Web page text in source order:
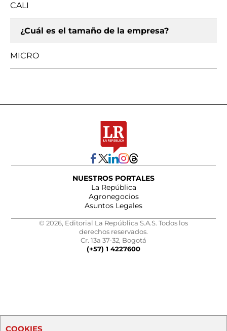
CALI
¿Cuál es el tamaño de la empresa?
MICRO
NUESTROS PORTALES
La República
Agronegocios
Asuntos Legales
© 2026, Editorial La República S.A.S. Todos los
derechos reservados.
Cr. 13a 37-32, Bogotá
(+57) 1 4227600
COOKIES